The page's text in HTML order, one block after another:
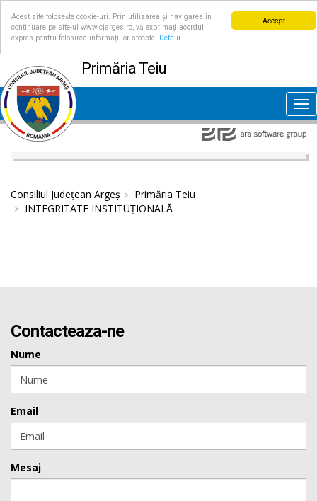
Accept
Acest site folosește cookie-uri. Prin utilizarea și navigarea în
continuare pe site-ul www.cjarges.ro, vă exprimați acordul
expres pentru folosirea informațiilor stocate.
Detalii
Primăria Teiu
Consiliul Județean Argeș
Primăria Teiu
INTEGRITATE INSTITUȚIONALĂ
Contacteaza-ne
Nume
Email
Mesaj